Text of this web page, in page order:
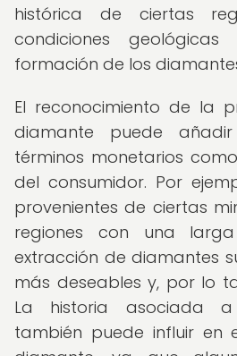
histórica de ciertas
condiciones
formación de los
El reconocimiento de la
diamante puede
términos monetarios
del consumidor. Por
provenientes de ciertas
regiones con una
extracción de diamantes
más deseables y, por lo
La historia asociada
también puede influir en